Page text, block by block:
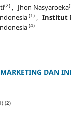
(2) , Jhon Nasyaroeka
(1) , Institut
(4)
DAN
(2)